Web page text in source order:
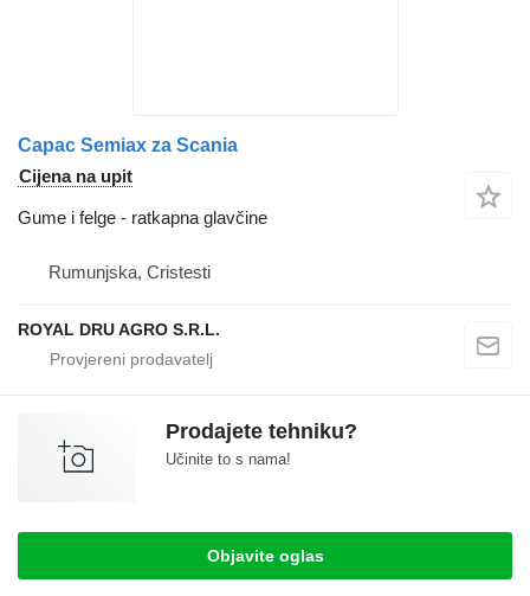
Capac Semiax za Scania
Cijena na upit
Gume i felge - ratkapna glavčine
Rumunjska, Cristesti
ROYAL DRU AGRO S.R.L.
Prodajete tehniku?
Učinite to s nama!
Objavite oglas